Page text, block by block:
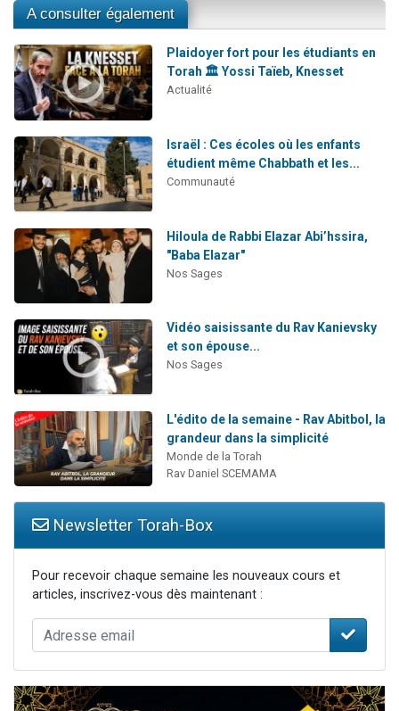
A consulter également
Plaidoyer fort pour les étudiants en
Torah 🏛️ Yossi Taïeb, Knesset
Actualité
Israël : Ces écoles où les enfants
étudient même Chabbath et les...
Communauté
Hiloula de Rabbi Elazar Abi’hssira,
"Baba Elazar"
Nos Sages
Vidéo saisissante du Rav Kanievsky
et son épouse...
Nos Sages
L'édito de la semaine - Rav Abitbol, la
grandeur dans la simplicité
Monde de la Torah
Rav Daniel SCEMAMA
Newsletter Torah-Box
Pour recevoir chaque semaine les nouveaux cours et
articles, inscrivez-vous dès maintenant :